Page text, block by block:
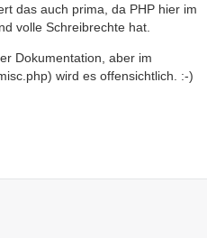
das auch prima, da PHP hier im
volle Schreibrechte hat.
Dokumentation, aber im
wird es offensichtlich. :-)